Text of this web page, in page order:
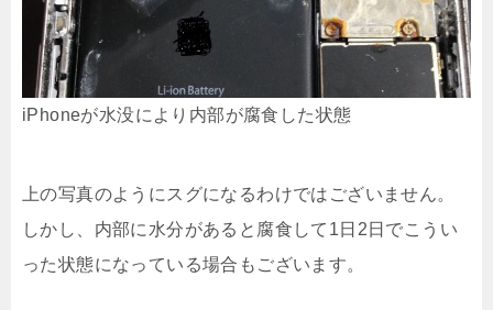
iPhoneが水没により内部が腐食した状態
上の写真のようにスグになるわけではございません。
しかし、内部に水分があると腐食して1日2日でこうい
った状態になっている場合もございます。